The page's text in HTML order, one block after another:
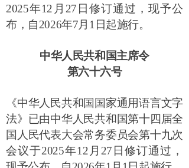
2025年12 月 27 日修订通过，现予公
布，自2026年7月 1 日起施行。
中华人民共和国主席令
第六十六号
《中华人民共和国国家通用语言文字
法》已由中华人民共和国第十四届全
国人民代表大会常务委员会第十九次
会议于2025年12 月 27 日修订通过，